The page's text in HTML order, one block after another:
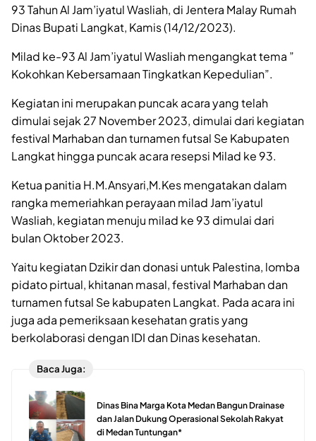
93 Tahun Al Jam’iyatul Wasliah, di Jentera Malay Rumah
Dinas Bupati Langkat, Kamis (14/12/2023).
Milad ke-93 Al Jam’iyatul Wasliah mengangkat tema ”
Kokohkan Kebersamaan Tingkatkan Kepedulian”.
Kegiatan ini merupakan puncak acara yang telah
dimulai sejak 27 November 2023, dimulai dari kegiatan
festival Marhaban dan turnamen futsal Se Kabupaten
Langkat hingga puncak acara resepsi Milad ke 93.
Ketua panitia H.M.Ansyari,M.Kes mengatakan dalam
rangka memeriahkan perayaan milad Jam’iyatul
Wasliah, kegiatan menuju milad ke 93 dimulai dari
bulan Oktober 2023.
Yaitu kegiatan Dzikir dan donasi untuk Palestina, lomba
pidato pirtual, khitanan masal, festival Marhaban dan
turnamen futsal Se kabupaten Langkat. Pada acara ini
juga ada pemeriksaan kesehatan gratis yang
berkolaborasi dengan IDI dan Dinas kesehatan.
Baca Juga:
Dinas Bina Marga Kota Medan Bangun Drainase
dan Jalan Dukung Operasional Sekolah Rakyat
di Medan Tuntungan*